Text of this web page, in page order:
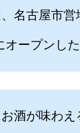
名古屋市
ープンし
酒が味わ